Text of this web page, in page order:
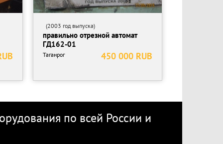
(2003 год выпуска)
правильно отрезной автомат
ГД162-01
450 000 RUB
Таганрог
по всей России и